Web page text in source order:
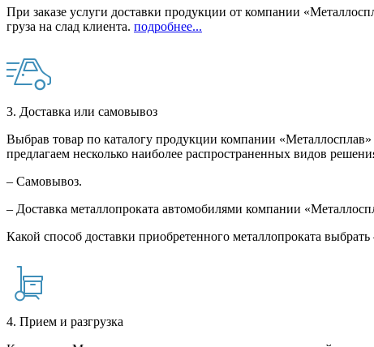
При заказе услуги доставки продукции от компании
груза на слад клиента. подробнее...
3. Доставка или самовывоз
Выбрав товар по каталогу продукции компании
предлагаем несколько наиболее распространенных видов
– Самовывоз.
– Доставка металлопроката автомобилями компании
Какой способ доставки приобретенного металлопроката
4. Прием и разгрузка